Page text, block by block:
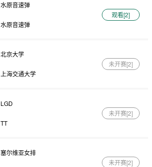
水原音速弹
水原音速弹
观看[2]
北京大学
上海交通大学
未开赛[2]
LGD
TT
未开赛[2]
塞尔维亚女排
未开赛[2]